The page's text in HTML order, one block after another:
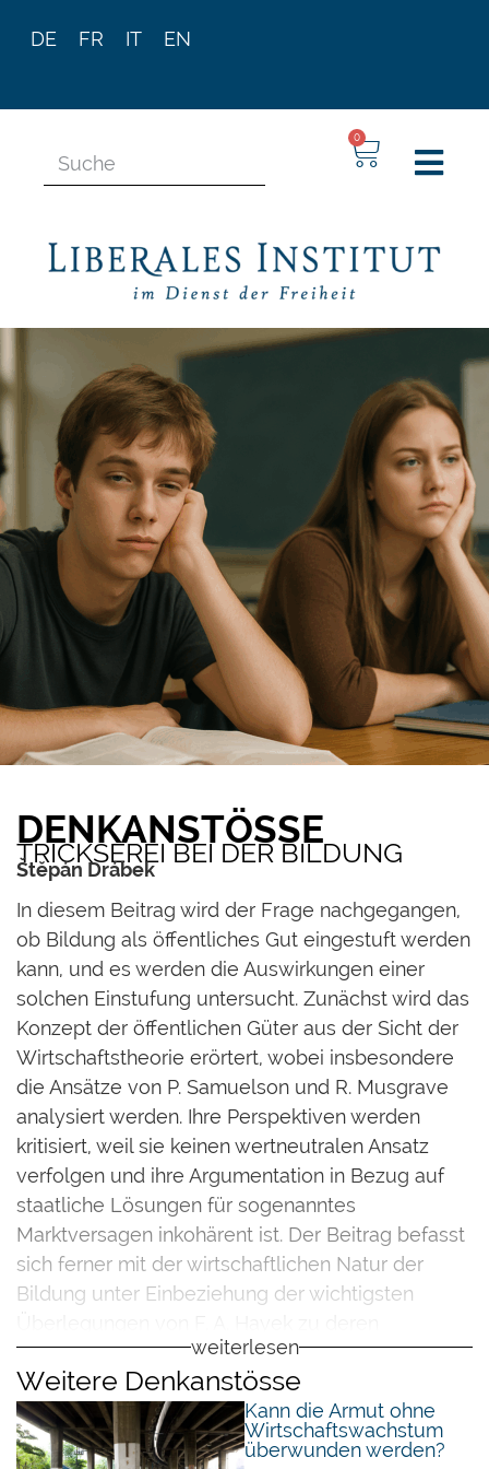
DE FR IT EN
0
DENKANSTÖSSE
TRICKSEREI BEI DER BILDUNG
Štěpán Drábek
In diesem Beitrag wird der Frage nachgegangen,
ob Bildung als öffentliches Gut eingestuft werden
kann, und es werden die Auswirkungen einer
solchen Einstufung untersucht. Zunächst wird das
Konzept der öffentlichen Güter aus der Sicht der
Wirtschaftstheorie erörtert, wobei insbesondere
die Ansätze von P. Samuelson und R. Musgrave
analysiert werden. Ihre Perspektiven werden
kritisiert, weil sie keinen wertneutralen Ansatz
verfolgen und ihre Argumentation in Bezug auf
staatliche Lösungen für sogenanntes
Marktversagen inkohärent ist. Der Beitrag befasst
sich ferner mit der wirtschaftlichen Natur der
Bildung unter Einbeziehung der wichtigsten
Bedeutung. Außerdem wird der herkömmliche
Ansatz zur Bildung als wertvolle Investition in das
Humankapital skizziert und mit B. Caplans
„Argument gegen Bildung“ kontrastiert, der
weiterlesen
Weitere Denkanstösse
Kann die Armut ohne
Wirtschaftswachstum
überwunden werden?